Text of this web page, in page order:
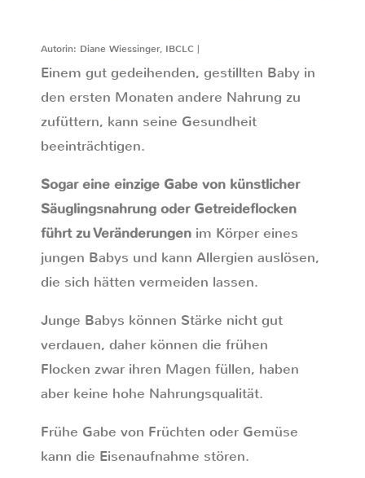
Autorin: Diane Wiessinger, IBCLC |
Einem gut gedeihenden, gestillten Baby in
den ersten Monaten andere Nahrung zu
zufüttern, kann seine Gesundheit
beeinträchtigen.
Sogar eine einzige Gabe von künstlicher
Säuglingsnahrung oder Getreideflocken
führt zu Veränderungen im Körper eines
jungen Babys und kann Allergien auslösen,
die sich hätten vermeiden lassen.
Junge Babys können Stärke nicht gut
verdauen, daher können die frühen
Flocken zwar ihren Magen füllen, haben
aber keine hohe Nahrungsqualität.
Frühe Gabe von Früchten oder Gemüse
kann die Eisenaufnahme stören.